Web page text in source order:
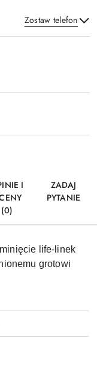
Zostaw telefon
I
(0)
ZADAJ
PYTANIE
life-linek
grotowi